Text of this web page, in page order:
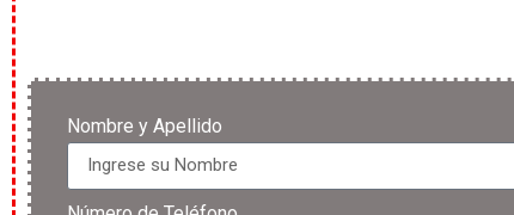
Nombre y Apellido